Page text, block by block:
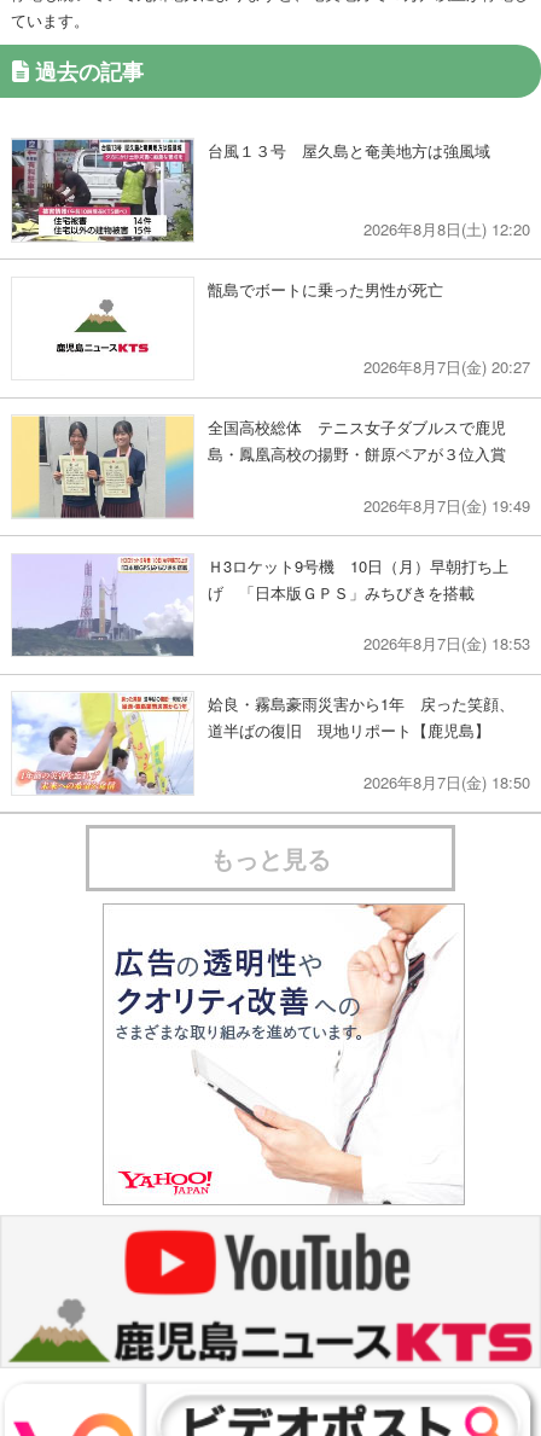
ています。
過去の記事
台風１３号 屋久島と奄美地方は強風域
2026年8月8日(土) 12:20
甑島でボートに乗った男性が死亡
2026年8月7日(金) 20:27
全国高校総体 テニス女子ダブルスで鹿児
島・鳳凰高校の揚野・餅原ペアが３位入賞
2026年8月7日(金) 19:49
Ｈ3ロケット9号機 10日（月）早朝打ち上
げ 「日本版ＧＰＳ」みちびきを搭載
2026年8月7日(金) 18:53
姶良・霧島豪雨災害から1年 戻った笑顔、
道半ばの復旧 現地リポート【鹿児島】
2026年8月7日(金) 18:50
もっと見る